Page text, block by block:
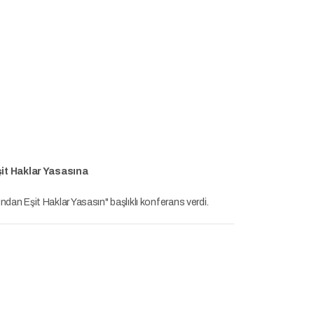
Haklar Yasasına
Eşit Haklar Yasasın" başlıklı konferans verdi.